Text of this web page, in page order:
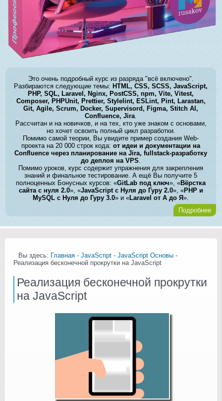
Это очень подробный курс из разряда "всё включено".
Разбираются следующие темы: HTML, CSS, SCSS, JavaScript,
PHP, SQL, Laravel, Nginx, PostCSS, npm, Vite, Vitest,
Composer, PHPUnit, Prettier, Stylelint, ESLint, Pint, Larastan,
Git, Agile, Scrum, Docker, Supervisord, Figma, Stitch AI,
Confluence, Jira.
Рассчитан и на новичков, и на тех, кто уже знаком с основами,
но хочет освоить полный цикл разработки.
Помимо самой теории, Вы увидите пример создания Web-
проекта на 20 000 строк кода:от идеи и документации на
Confluence через планирование на Jira, fullstack-разработку
до деплоя на VPS.
Помимо уроков, курс содержит упражнения для закрепления
знаний и финальное тестирование. А ещё Вы получите 5
полноценных Бонусных курсов: «GitLab под ключ», «Вёрстка
сайта с нуля 2.0», «JavaScript с Нуля до Гуру 2.0», «PHP и
MySQL с Нуля до Гуру 3.0» и «Laravel от А до Я».
Подробнее
Вы здесь: Главная - JavaScript - JavaScript Основы -
Реализация бесконечной прокрутки на JavaScript
Реализация бесконечной прокрутки
на JavaScript